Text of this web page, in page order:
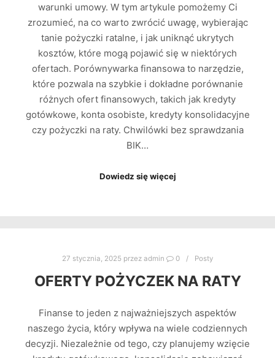
warunki umowy. W tym artykule pomożemy Ci
zrozumieć, na co warto zwrócić uwagę, wybierając
tanie pożyczki ratalne, i jak uniknąć ukrytych
kosztów, które mogą pojawić się w niektórych
ofertach. Porównywarka finansowa to narzędzie,
które pozwala na szybkie i dokładne porównanie
różnych ofert finansowych, takich jak kredyty
gotówkowe, konta osobiste, kredyty konsolidacyjne
czy pożyczki na raty. Chwilówki bez sprawdzania
BIK…
Dowiedz się więcej
27 stycznia, 2025 przez admin 0 Posty
OFERTY POŻYCZEK NA RATY
Finanse to jeden z najważniejszych aspektów
naszego życia, który wpływa na wiele codziennych
decyzji. Niezależnie od tego, czy planujemy wzięcie